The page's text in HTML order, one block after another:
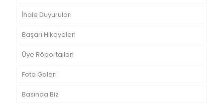
İhale Duyuruları
Başarı Hikayeleri
Üye Röportajları
Foto Galeri
Basında Biz